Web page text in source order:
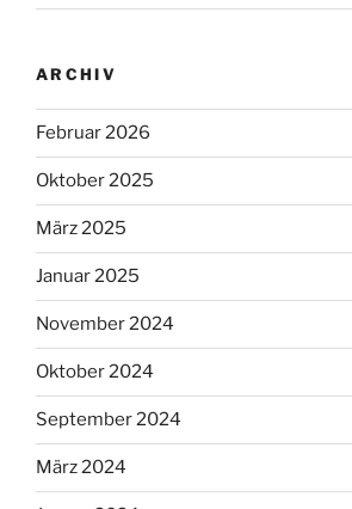
ARCHIV
Februar 2026
Oktober 2025
März 2025
Januar 2025
November 2024
Oktober 2024
September 2024
März 2024